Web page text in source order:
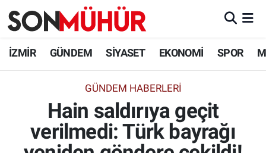
İZMİR GÜNDEM SİYASET EKONOMİ SPOR
GÜNDEM HABERLERI
Hain saldırıya geçit
verilmedi: Türk bayrağı
İzmir Nöbetçi Eczaneler
İzmir Namaz Vakitleri
İzmir Trafik Yoğunluk Haritası